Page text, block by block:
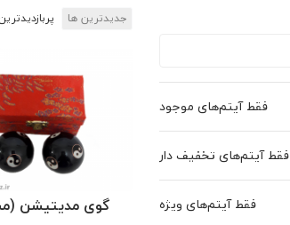
فقط آیتم‌های موجود
فقط آیتم‌های تخفیف دار
فقط آیتم‌های ویژه
جدیدترین ها
گوی مدیتیشن